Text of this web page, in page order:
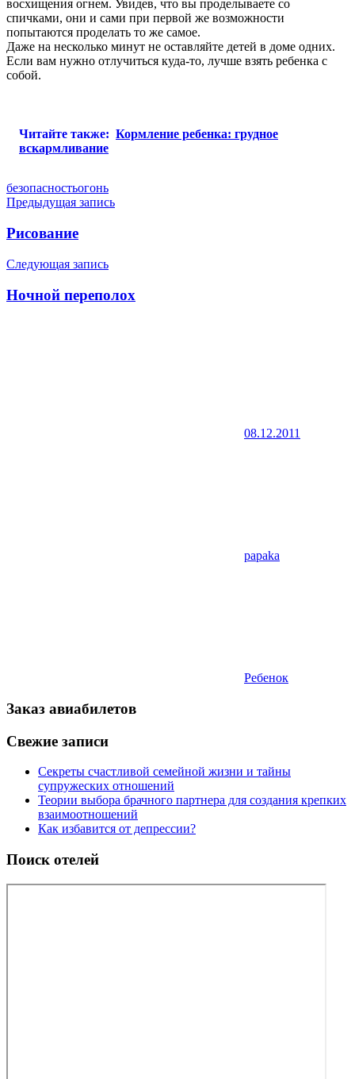
восхищения огнем. Увидев, что вы проделываете со
спичками, они и сами при первой же возможности
попытаются проделать то же самое.
Даже на несколько минут не оставляйте детей в доме одних.
Если вам нужно отлучиться куда-то, лучше взять ребенка с
собой.
Читайте также: Кормление ребенка: грудное
вскармливание
безопасностьогонь
Навигация
по
Предыдущая запись
Рисование
Следующая запись
Ночной переполох
08.12.2011
papaka
Ребенок
Заказ авиабилетов
Свежие записи
Секреты счастливой семейной жизни и тайны
супружеских отношений
Теории выбора брачного партнера для создания крепких
взаимоотношений
Как избавится от депрессии?
Поиск отелей